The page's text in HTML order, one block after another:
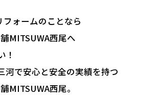
ォームのことなら
MITSUWA西尾へ
！
河で安心と安全の実績を持つ
MITSUWA西尾。